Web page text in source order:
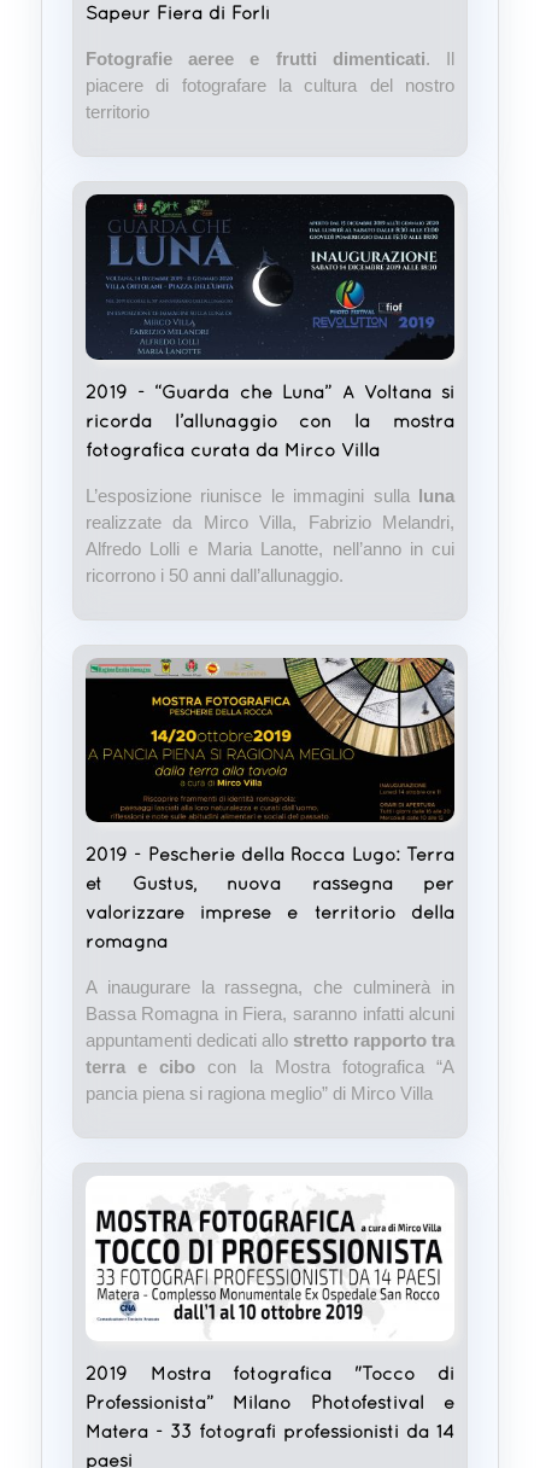
Sapeur Fiera di Forlì
Fotografie aeree e frutti dimenticati. Il
piacere di fotografare la cultura del nostro
territorio
2019 - “Guarda che Luna” A Voltana si
ricorda l’allunaggio con la mostra
fotografica curata da Mirco Villa
L’esposizione riunisce le immagini sulla luna
realizzate da Mirco Villa, Fabrizio Melandri,
Alfredo Lolli e Maria Lanotte, nell’anno in cui
ricorrono i 50 anni dall’allunaggio.
2019 - Pescherie della Rocca Lugo: Terra
et Gustus, nuova rassegna per
valorizzare imprese e territorio della
romagna
A inaugurare la rassegna, che culminerà in
Bassa Romagna in Fiera, saranno infatti alcuni
appuntamenti dedicati allo stretto rapporto tra
terra e cibo con la Mostra fotografica “A
pancia piena si ragiona meglio” di Mirco Villa
2019 Mostra fotografica "Tocco di
Professionista” Milano Photofestival e
Matera - 33 fotografi professionisti da 14
paesi